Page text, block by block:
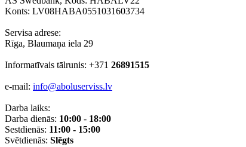
Konts: LV08HABA0551031603734
Servisa adrese:
Rīga, Blaumaņa iela 29
Informatīvais tālrunis: +371 26891515
e-mail: info@aboluserviss.lv
Darba laiks:
Darba dienās: 10:00 - 18:00
Sestdienās: 11:00 - 15:00
Svētdienās: Slēgts